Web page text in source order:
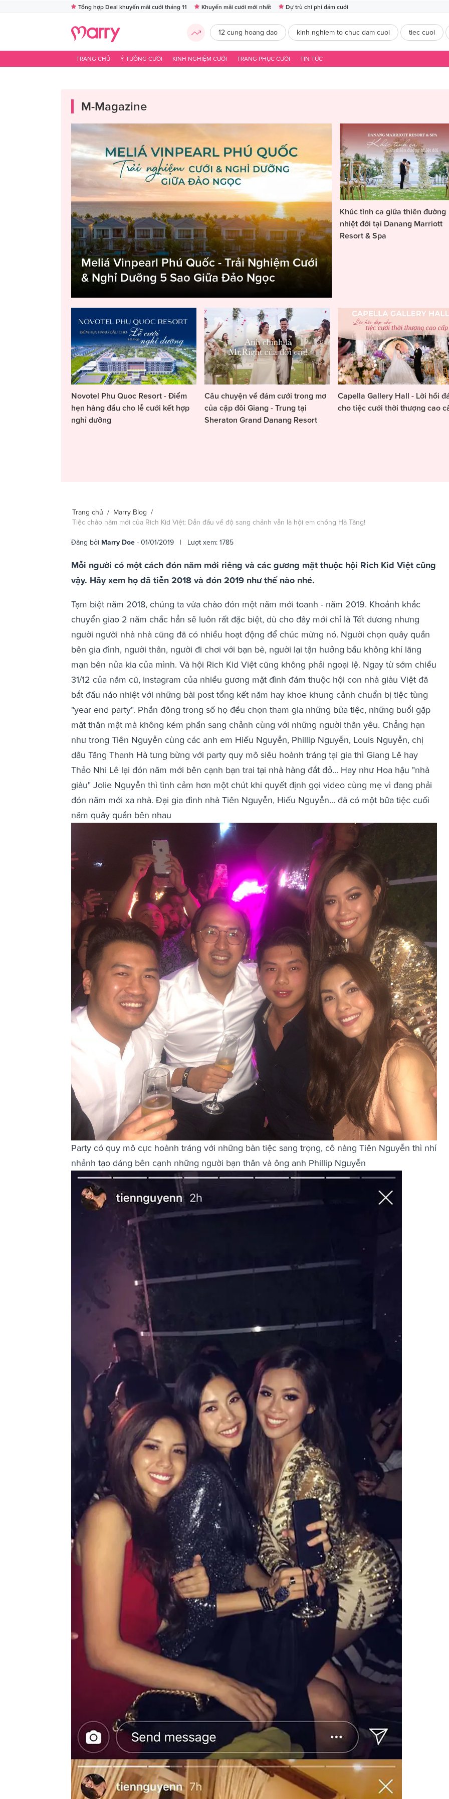
Tổng hợp Deal khuyến mãi cưới tháng 11 Khuyến mãi cưới mới nhất Dự trù chi phí đám cưới
12 cung hoang dao kinh nghiem to chuc dam cuoi tiec cuoi
TRANG CHỦ Ý TƯỞNG CƯỚI KINH NGHIỆM CƯỚI TRANG PHỤC CƯỚI TIN TỨC
M-Magazine
Meliá Vinpearl Phú Quốc - Trải Nghiệm Cưới
& Nghỉ Dưỡng 5 Sao Giữa Đảo Ngọc
Khúc tình ca giữa thiên đường
nhiệt đới tại Danang Marriott
Resort & Spa
Novotel Phu Quoc Resort - Điểm
hẹn hàng đầu cho lễ cưới kết hợp
nghỉ dưỡng
Câu chuyện về đám cưới trong mơ
của cặp đôi Giang - Trung tại
Sheraton Grand Danang Resort
Capella Gallery Hall - Lời hồi
cho tiệc cưới thời thượng cao
Trang chủ / Marry Blog /
Tiệc chào năm mới của Rich Kid Việt: Dẫn đầu về độ sang chảnh vẫn là hội em chồng Hà Tăng!
Đăng bởi Marry Doe - 01/01/2019 | Lượt xem: 1785
Mỗi người có một cách đón năm mới riêng và các gương mặt thuộc hội Rich Kid Việt cũng
vậy. Hãy xem họ đã tiễn 2018 và đón 2019 như thế nào nhé.
Tạm biệt năm 2018, chúng ta vừa chào đón một năm mới toanh - năm 2019. Khoảnh khắc
chuyển giao 2 năm chắc hẳn sẽ luôn rất đặc biệt, dù cho đây mới chỉ là Tết dương nhưng
người người nhà nhà cũng đã có nhiều hoạt động để chúc mừng nó. Người chọn quây quần
bên gia đình, người thân, người đi chơi với bạn bè, người lại tận hưởng bầu không khí lãng
mạn bên nửa kia của mình. Và hội Rich Kid Việt cũng không phải ngoại lệ. Ngay từ sớm chiều
31/12 của năm cũ, instagram của nhiều gương mặt đình đám thuộc hội con nhà giàu Việt đã
bắt đầu náo nhiệt với những bài post tổng kết năm hay khoe khung cảnh chuẩn bị tiệc tùng
"year end party". Phần đông trong số họ đều chọn tham gia những bữa tiệc, những buổi gặp
mặt thân mật mà không kém phần sang chảnh cùng với những người thân yêu. Chẳng hạn
như trong Tiên Nguyễn cùng các anh em Hiếu Nguyễn, Phillip Nguyễn, Louis Nguyễn, chị
dâu Tăng Thanh Hà tưng bừng với party quy mô siêu hoành tráng tại gia thì Giang Lê hay
Thảo Nhi Lê lại đón năm mới bên cạnh bạn trai tại nhà hàng đắt đỏ... Hay như Hoa hậu "nhà
giàu" Jolie Nguyễn thì tình cảm hơn một chút khi quyết định gọi video cùng mẹ vì đang phải
đón năm mới xa nhà. Đại gia đình nhà Tiên Nguyễn, Hiếu Nguyễn... đã có một bữa tiệc cuối
năm quây quần bên nhau
Party có quy mô cực hoành tráng với những bàn tiệc sang trọng, cô nàng Tiên Nguyễn thì nhí
nhảnh tạo dáng bên cạnh những người bạn thân và ông anh Phillip Nguyễn